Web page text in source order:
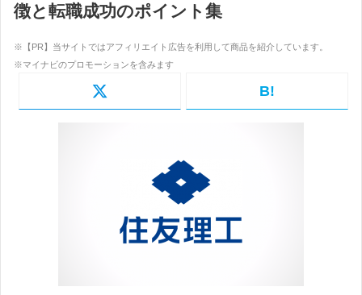
徴と転職成功のポイント集
B!